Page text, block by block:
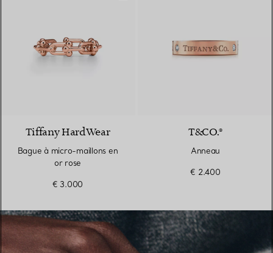
Tiffany HardWear
Bague à micro-maillons en
or rose
€ 3.000
T&CO.®
Anneau
€ 2.400